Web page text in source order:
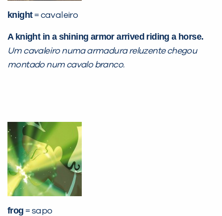
knight= cavaleiro
A knight in a shining armor arrived riding a horse.
Um cavaleiro numa armadura reluzente chegou
montado num cavalo branco.
frog = sapo